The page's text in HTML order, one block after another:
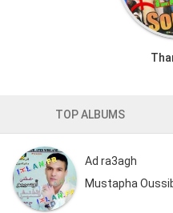
TOP ALBUMS
Ad ra3agh